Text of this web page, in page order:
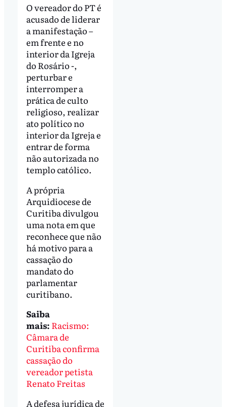
O vereador do PT é
acusado de liderar
a manifestação –
em frente e no
interior da Igreja
do Rosário -,
perturbar e
interromper a
prática de culto
religioso, realizar
ato político no
interior da Igreja e
entrar de forma
não autorizada no
templo católico.
A própria
Arquidiocese de
Curitiba divulgou
uma nota em que
reconhece que não
há motivo para a
cassação do
mandato do
parlamentar
curitibano.
Saiba
mais: Racismo:
Câmara de
Curitiba confirma
cassação do
vereador petista
Renato Freitas
A defesa jurídica de